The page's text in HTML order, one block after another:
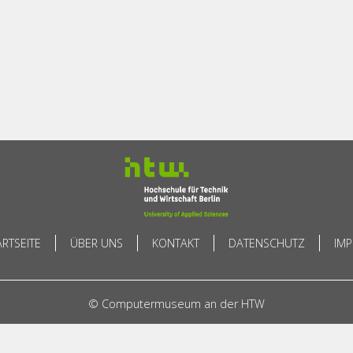
ÜBER UNS KONTAKT DATENSCHUTZ
© Computermuseum an der HTW